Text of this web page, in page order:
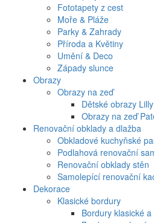
Fototapety z cest
Moře & Pláže
Parky & Zahrady
Příroda a Květiny
Umění & Deco
Západy slunce
Obrazy
Obrazy na zeď
Dětské obrazy
Obrazy na zeď
Renovační obklady a dlažba
Obkladové kuchyňské
Podlahová renovační
Renovační obklady stěn
Samolepící renovační
Dekorace
Klasické bordury
Bordury klasické